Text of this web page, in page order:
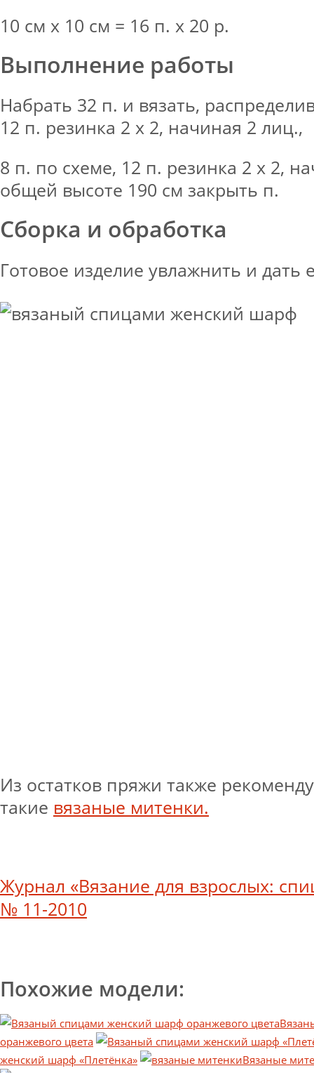
10 см х 10 см = 16 п. х 20 р.
Выполнение работы
Набрать 32 п. и вязать,
12 п. резинка 2 х 2, начиная 2 лиц.,
8 п. по схеме, 12 п. резинка 2 х 2,
общей высоте 190 см закрыть п.
Сборка и обработка
Готовое изделие увлажнить и дать
Из остатков пряжи также
такие вязаные митенки.
Журнал «Вязание для взрослых:
№ 11-2010
Похожие модели:
оранжевого цвета
женский шарф «Плетёнка»
Вязаные